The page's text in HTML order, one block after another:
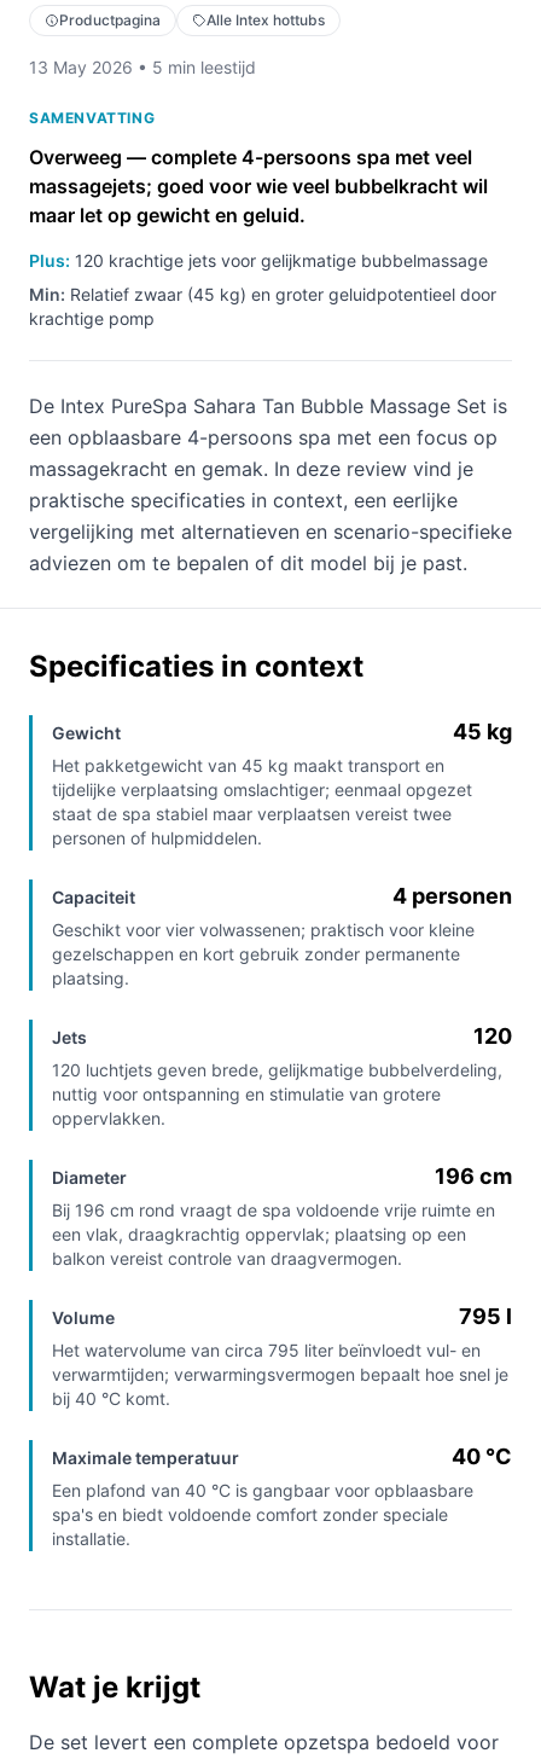
Productpagina Alle Intex hottubs
13 May 2026 • 5 min leestijd
SAMENVATTING
Overweeg — complete 4-persoons spa met veel
massagejets; goed voor wie veel bubbelkracht wil
maar let op gewicht en geluid.
Plus: 120 krachtige jets voor gelijkmatige bubbelmassage
Min: Relatief zwaar (45 kg) en groter geluidpotentieel door
krachtige pomp
De Intex PureSpa Sahara Tan Bubble Massage Set is
een opblaasbare 4-persoons spa met een focus op
massagekracht en gemak. In deze review vind je
praktische specificaties in context, een eerlijke
vergelijking met alternatieven en scenario-specifieke
adviezen om te bepalen of dit model bij je past.
Specificaties in context
Gewicht 45 kg
Het pakketgewicht van 45 kg maakt transport en
tijdelijke verplaatsing omslachtiger; eenmaal opgezet
staat de spa stabiel maar verplaatsen vereist twee
personen of hulpmiddelen.
Capaciteit 4 personen
Geschikt voor vier volwassenen; praktisch voor kleine
gezelschappen en kort gebruik zonder permanente
plaatsing.
Jets 120
120 luchtjets geven brede, gelijkmatige bubbelverdeling,
nuttig voor ontspanning en stimulatie van grotere
oppervlakken.
Diameter 196 cm
Bij 196 cm rond vraagt de spa voldoende vrije ruimte en
een vlak, draagkrachtig oppervlak; plaatsing op een
balkon vereist controle van draagvermogen.
Volume 795 l
Het watervolume van circa 795 liter beïnvloedt vul- en
verwarmtijden; verwarmingsvermogen bepaalt hoe snel je
bij 40 °C komt.
Maximale temperatuur 40 °C
Een plafond van 40 °C is gangbaar voor opblaasbare
spa's en biedt voldoende comfort zonder speciale
installatie.
Wat je krijgt
De set levert een complete opzetspa bedoeld voor